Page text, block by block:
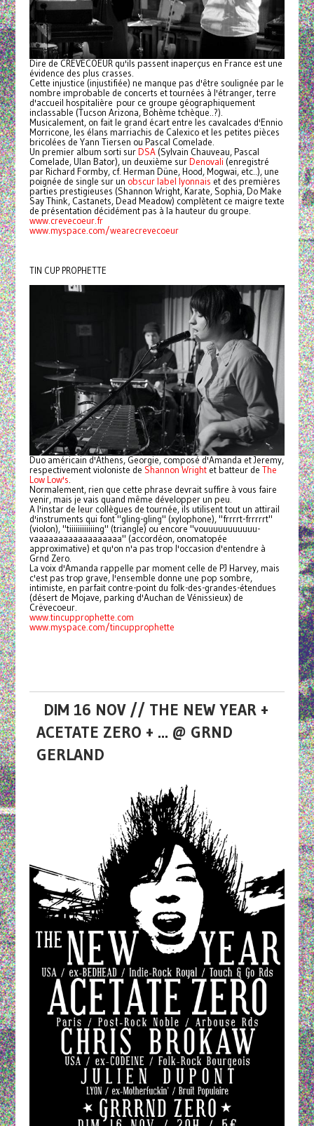
Dire de CRËVECOEUR qu'ils passent inaperçus en France est une
évidence des plus crasses.
Cette injustice (injustifiée) ne manque pas d'être soulignée par le
nombre improbable de concerts et tournées à l'étranger, terre
d'accueil hospitalière pour ce groupe géographiquement
inclassable (Tucson Arizona, Bohème tchèque..?).
Musicalement, on fait le grand écart entre les cavalcades d'Ennio
Morricone, les élans marriachis de Calexico et les petites pièces
bricolées de Yann Tiersen ou Pascal Comelade.
Un premier album sorti surDSA(Sylvain Chauveau, Pascal
Comelade, Ulan Bator), un deuxième surDenovali (enregistré
par Richard Formby, cf. Herman Düne, Hood, Mogwai, etc..), une
poignée de single sur un obscur label lyonnais et des premières
parties prestigieuses (Shannon Wright, Karate, Sophia, Do Make
Say Think, Castanets, Dead Meadow) complètent ce maigre texte
de présentation décidément pas à la hauteur du groupe.
www.crevecoeur.fr
www.myspace.com/wearecrevecoeur
TIN CUP PROPHETTE
Duo américain d'Athens, Georgie, composé d'Amanda et Jeremy,
respectivement violoniste de Shannon Wrightet batteur de The
Low Low's.
Normalement, rien que cette phrase devrait suffire à vous faire
venir, mais je vais quand même développer un peu.
A l'instar de leur collègues de tournée, ils utilisent tout un attirail
d'instruments qui font "gling-gling" (xylophone), "frrrrt-frrrrrt"
(violon), "tiiiiiiiiiiiing" (triangle) ou encore "vouuuuuuuuuuu-
vaaaaaaaaaaaaaaaaaa" (accordéon, onomatopée
approximative) et qu'on n'a pas trop l'occasion d'entendre à
Grnd Zero.
La voix d'Amanda rappelle par moment celle de PJ Harvey, mais
c'est pas trop grave, l'ensemble donne une pop sombre,
intimiste, en parfait contre-point du folk-des-grandes-étendues
(désert de Mojave, parking d'Auchan de Vénissieux) de
Crëvecoeur.
www.tincupprophette.com
www.myspace.com/tincupprophette
DIM 16 NOV // THE NEW YEAR +
ACETATE ZERO + ... @ GRND
GERLAND